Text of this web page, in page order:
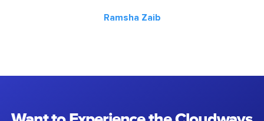
Ramsha Zaib